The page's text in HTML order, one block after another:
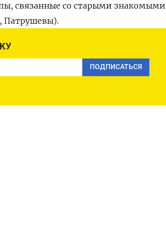
ПОДПИСАТЬСЯ
связанные со старыми знакомыми
Патрушевы).
ПОДПИСАТЬСЯ В